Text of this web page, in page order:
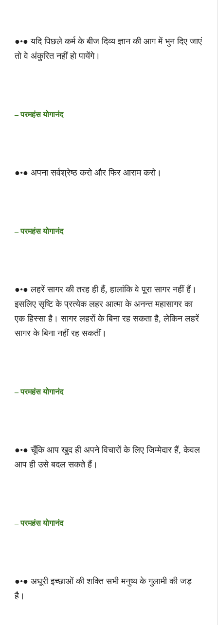
●•● यदि पिछले कर्म के बीज दिव्य ज्ञान की आग में भुन दिए जाएं
तो वे अंकुरित नहीं हो पायेंगे।
– परमहंस योगानंद
●•● अपना सर्वश्रेष्ठ करो और फिर आराम करो।
– परमहंस योगानंद
●•● लहरें सागर की तरह ही हैं, हालांकि वे पूरा सागर नहीं हैं।
इसलिए सृष्टि के प्रत्येक लहर आत्मा के अनन्त महासागर का
एक हिस्सा है। सागर लहरों के बिना रह सकता है, लेकिन लहरें
सागर के बिना नहीं रह सकतीं।
– परमहंस योगानंद
●•● चूँकि आप खुद ही अपने विचारों के लिए जिम्मेदार हैं, केवल
आप ही उसे बदल सकते हैं।
– परमहंस योगानंद
●•● अधूरी इच्छाओं की शक्ति सभी मनुष्य के गुलामी की जड़
है।